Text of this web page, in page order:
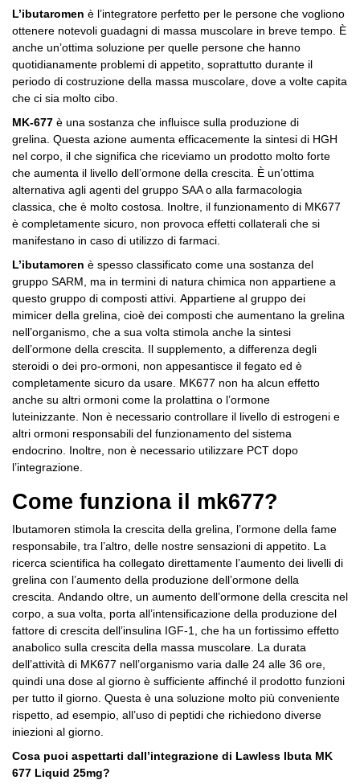
L’ibutaromen è l’integratore perfetto per le persone che vogliono
ottenere notevoli guadagni di massa muscolare in breve tempo. È
anche un’ottima soluzione per quelle persone che hanno
quotidianamente problemi di appetito, soprattutto durante il
periodo di costruzione della massa muscolare, dove a volte capita
che ci sia molto cibo.
MK-677 è una sostanza che influisce sulla produzione di
grelina. Questa azione aumenta efficacemente la sintesi di HGH
nel corpo, il che significa che riceviamo un prodotto molto forte
che aumenta il livello dell’ormone della crescita. È un’ottima
alternativa agli agenti del gruppo SAA o alla farmacologia
classica, che è molto costosa. Inoltre, il funzionamento di MK677
è completamente sicuro, non provoca effetti collaterali che si
manifestano in caso di utilizzo di farmaci.
L’ibutamoren è spesso classificato come una sostanza del
gruppo SARM, ma in termini di natura chimica non appartiene a
questo gruppo di composti attivi. Appartiene al gruppo dei
mimicer della grelina, cioè dei composti che aumentano la grelina
nell’organismo, che a sua volta stimola anche la sintesi
dell’ormone della crescita. Il supplemento, a differenza degli
steroidi o dei pro-ormoni, non appesantisce il fegato ed è
completamente sicuro da usare. MK677 non ha alcun effetto
anche su altri ormoni come la prolattina o l’ormone
luteinizzante. Non è necessario controllare il livello di estrogeni e
altri ormoni responsabili del funzionamento del sistema
endocrino. Inoltre, non è necessario utilizzare PCT dopo
l’integrazione.
Come funziona il mk677?
Ibutamoren stimola la crescita della grelina, l’ormone della fame
responsabile, tra l’altro, delle nostre sensazioni di appetito. La
ricerca scientifica ha collegato direttamente l’aumento dei livelli di
grelina con l’aumento della produzione dell’ormone della
crescita. Andando oltre, un aumento dell’ormone della crescita nel
corpo, a sua volta, porta all’intensificazione della produzione del
fattore di crescita dell’insulina IGF-1, che ha un fortissimo effetto
anabolico sulla crescita della massa muscolare. La durata
dell’attività di MK677 nell’organismo varia dalle 24 alle 36 ore,
quindi una dose al giorno è sufficiente affinché il prodotto funzioni
per tutto il giorno. Questa è una soluzione molto più conveniente
rispetto, ad esempio, all’uso di peptidi che richiedono diverse
iniezioni al giorno.
Cosa puoi aspettarti dall’integrazione di Lawless Ibuta MK
677 Liquid 25mg?